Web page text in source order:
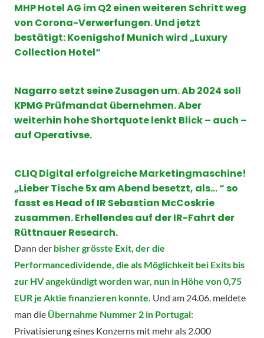
MHP Hotel AG im Q2 einen weiteren Schritt weg
von Corona-Verwerfungen. Und jetzt
bestätigt: Koenigshof Munich wird „Luxury
Collection Hotel“
Nagarro setzt seine Zusagen um. Ab 2024 soll
KPMG Prüfmandat übernehmen. Aber
weiterhin hohe Shortquote lenkt Blick – auch –
auf Operativse.
CLIQ Digital erfolgreiche Marketingmaschine!
„Lieber Tische 5x am Abend besetzt, als… “ so
fasst es Head of IR Sebastian McCoskrie
zusammen. Erhellendes auf der IR-Fahrt der
Rüttnauer Research.
Dann der bisher grösste Exit, der die
Performancedividende, die als Möglichkeit bei Exits bis
zur HV angekündigt worden war, nun in Höhe von 0,75
EUR je Aktie finanzieren konnte. Und am 24.06. meldete
man die Übernahme Nummer 2 in Portugal:
Privatisierung eines Konzerns mit mehr als 2.000